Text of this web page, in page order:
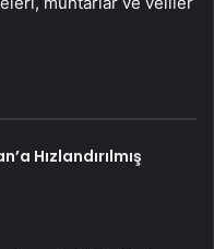
Hızlandırılmış